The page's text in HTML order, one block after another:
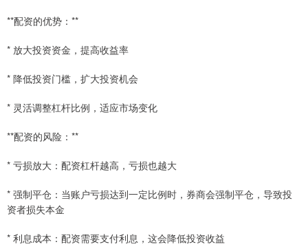
**配资的优势：**
* 放大投资资金，提高收益率
* 降低投资门槛，扩大投资机会
* 灵活调整杠杆比例，适应市场变化
**配资的风险：**
* 亏损放大：配资杠杆越高，亏损也越大
* 强制平仓：当账户亏损达到一定比例时，券商会强制平仓，导致投
资者损失本金
* 利息成本：配资需要支付利息，这会降低投资收益